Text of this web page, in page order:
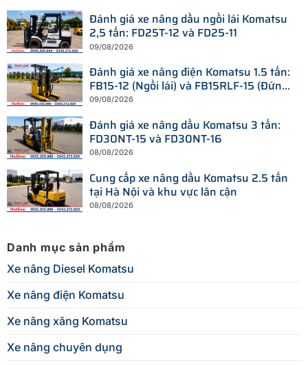
Đánh giá xe nâng dầu ngồi lái Komatsu
2,5 tấn: FD25T-12 và FD25-11
09/08/2026
Đánh giá xe nâng điện Komatsu 1.5 tấn:
FB15-12 (Ngồi lái) và FB15RLF-15 (Đứng
lái)
09/08/2026
Đánh giá xe nâng dầu Komatsu 3 tấn:
FD30NT-15 và FD30NT-16
08/08/2026
Cung cấp xe nâng dầu Komatsu 2.5 tấn
tại Hà Nội và khu vực lân cận
08/08/2026
Danh mục sản phẩm
Xe nâng Diesel Komatsu
Xe nâng điện Komatsu
Xe nâng xăng Komatsu
Xe nâng chuyên dụng